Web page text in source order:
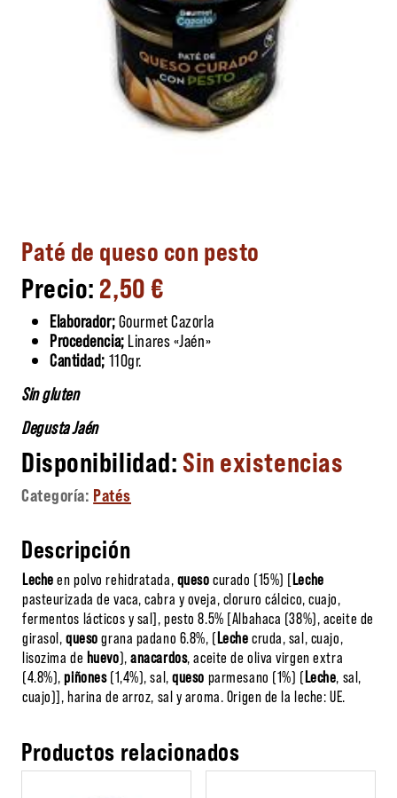
Paté de queso con pesto
2,50€
Elaborador;Gourmet Cazorla
Procedencia; Linares «Jaén»
Cantidad; 110gr.
Sin gluten
Degusta Jaén
Sin existencias
Categoría: Patés
Descripción
Lecheen polvo rehidratada,quesocurado (15%) [Leche
pasteurizada de vaca, cabra y oveja, cloruro cálcico, cuajo,
fermentos lácticos y sal], pesto 8.5% [Albahaca (38%), aceite de
girasol,quesograna padano 6.8%, (Lechecruda, sal, cuajo,
lisozima de huevo),anacardos, aceite de oliva virgen extra
(4.8%),piñones(1,4%), sal,queso parmesano (1%) (Leche, sal,
cuajo)], harina de arroz, sal y aroma. Origen de la leche: UE.
Productos relacionados